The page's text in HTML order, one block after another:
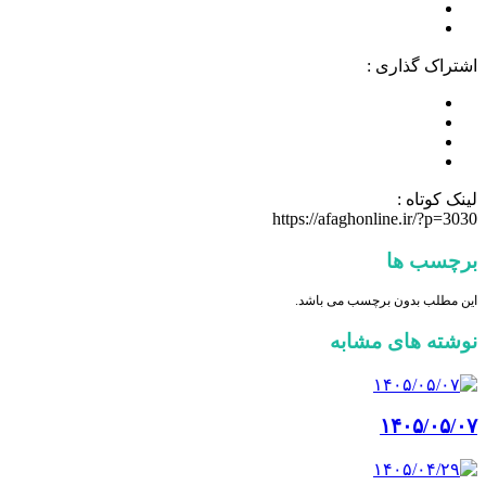
اشتراک گذاری :
لینک کوتاه :
https://afaghonline.ir/?p=3030
برچسب ها
این مطلب بدون برچسب می باشد.
نوشته های مشابه
۱۴۰۵/۰۵/۰۷